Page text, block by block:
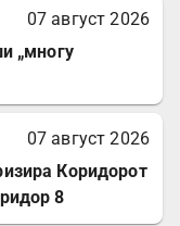
07 август 2026
„многу
07 август 2026
Коридорот
8